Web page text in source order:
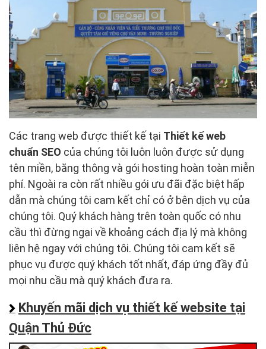
Các trang web được thiết kế tại Thiết kếweb
chuẩn SEO của chúng tôi luôn luôn được sử dụng
tên miền, băng thông và gói hosting hoàn toàn miễn
phí. Ngoài ra còn rất nhiều gói ưu đãi đặc biệt hấp
dẫn mà chúng tôi cam kết chỉ có ở bên dịch vụ của
chúng tôi. Quý khách hàng trên toàn quốc có nhu
cầu thì đừng ngại về khoảng cách địa lý mà không
liên hệ ngay với chúng tôi. Chúng tôi cam kết sẽ
phục vụ được quý khách tốt nhất, đáp ứng đầy đủ
mọi nhu cầu mà quý khách đưa ra.
Khuyến mãi dịch vụ thiết kế website tại
Quận Thủ Đức